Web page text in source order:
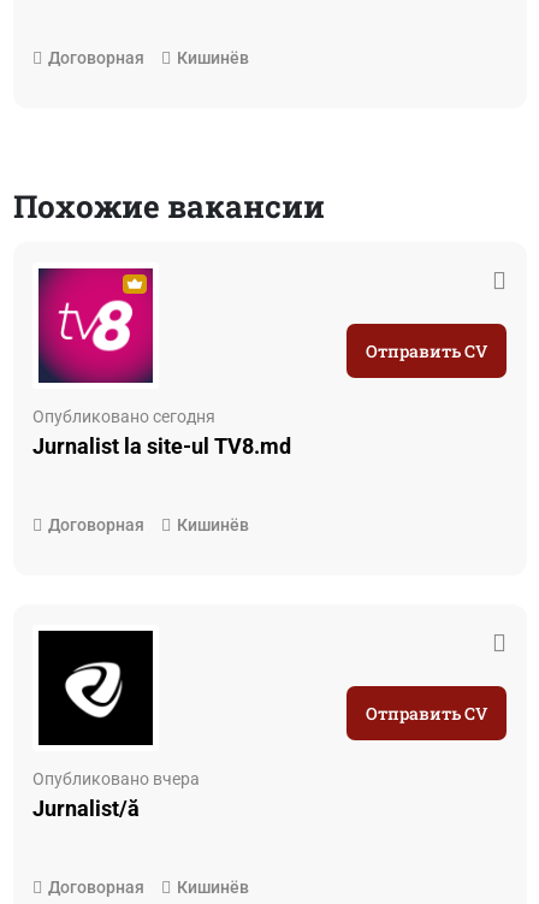
Договорная Кишинёв
Похожие вакансии
Опубликовано сегодня
Jurnalist la site-ul TV8.md
Договорная Кишинёв
Отправить CV
Опубликовано вчера
Jurnalist/ă
Договорная Кишинёв
Отправить CV